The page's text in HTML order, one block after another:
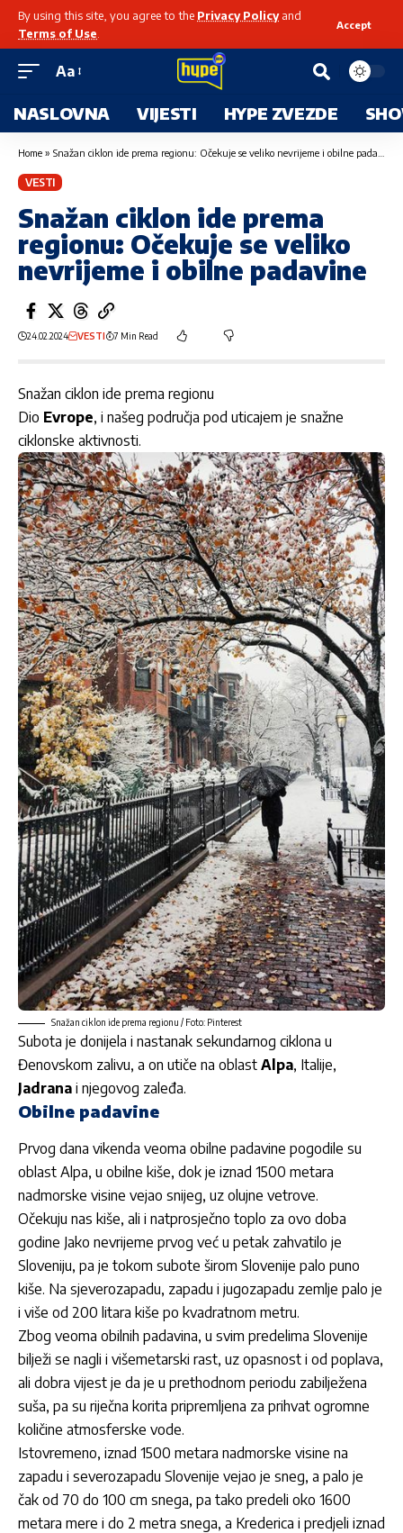
By using this site, you agree to the Privacy Policyand
Terms of Use
Accept
Aa
NASLOVNA VIJESTI HYPE ZVEZDE
Home » Snažan ciklon ide prema regionu: Očekuje se veliko nevrijeme i obilne padavine
VESTI
Snažan ciklon ide prema
regionu: Očekuje se veliko
nevrijeme i obilne padavine
24.02.2024 VESTI 7 Min Read
Snažan ciklon ide prema regionu
Dio Evrope, i našeg područja pod uticajem je snažne
ciklonske aktivnosti.
Snažan ciklon ide prema regionu / Foto: Pinterest
Subota je donijela i nastanak sekundarnog ciklona u
Đenovskom zalivu, a on utiče na oblast Alpa, Italije,
Jadrana i njegovog zaleđa.
Obilne padavine
Prvog dana vikenda veoma obilne padavine pogodile su
oblast Alpa, u obilne kiše, dok je iznad 1500 metara
nadmorske visine vejao snijeg, uz olujne vetrove.
Očekuju nas kiše, ali i natprosječno toplo za ovo doba
godine Jako nevrijeme prvog već u petak zahvatilo je
Sloveniju, pa je tokom subote širom Slovenije palo puno
kiše. Na sjeverozapadu, zapadu i jugozapadu zemlje palo je
i više od 200 litara kiše po kvadratnom metru.
Zbog veoma obilnih padavina, u svim predelima Slovenije
bilježi se nagli i višemetarski rast, uz opasnost i od poplava,
ali dobra vijest je da je u prethodnom periodu zabilježena
suša, pa su riječna korita pripremljena za prihvat ogromne
količine atmosferske vode.
Istovremeno, iznad 1500 metara nadmorske visine na
zapadu i severozapadu Slovenije vejao je sneg, a palo je
čak od 70 do 100 cm snega, pa tako predeli oko 1600
metara mere i do 2 metra snega, a Krederica i predjeli iznad